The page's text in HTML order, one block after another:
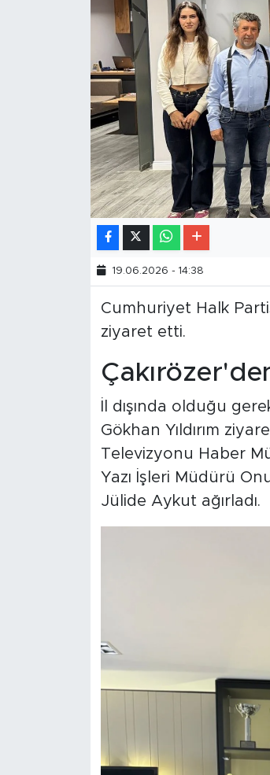
19.06.2026 - 14:38
Cumhuriyet Halk
ziyaret etti.
İl dışında olduğu
Gökhan Yıldırım
Televizyonu Haber
Yazı İşleri Müdürü
Jülide Aykut ağırladı.